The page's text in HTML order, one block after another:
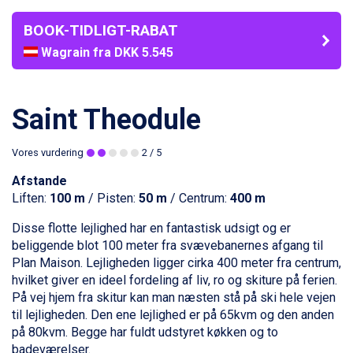
BOOK-TIDLIGT-RABAT
Wagrain fra DKK 5.545
Arabba fra DKK 7.045
Val Thorens fra DKK 5.395
Cervinia fra DKK 5.295
Sölden fra DKK 8.445
Passo Tonale fra DKK 3.795
Bad Hofgastein fra DKK 5.495
Champoluc fra DKK 3.795
Sestriere fra DKK 4.395
Fieberbrunn fra DKK 6.145
Ischgl fra DKK 7.095
St. Anton fra DKK 7.245
Zell am See fra DKK 4.095
Livigno fra DKK 4.145
Canazei fra DKK 4.745
Ponte di Legno fra DKK 4.745
Saint Theodule
Vores vurdering 2 / 5
Afstande
Liften: 100 m / Pisten: 50 m / Centrum: 400 m
Disse flotte lejlighed har en fantastisk udsigt og er
beliggende blot 100 meter fra svævebanernes afgang til
Plan Maison. Lejligheden ligger cirka 400 meter fra centrum,
hvilket giver en ideel fordeling af liv, ro og skiture på ferien.
På vej hjem fra skitur kan man næsten stå på ski hele vejen
til lejligheden. Den ene lejlighed er på 65kvm og den anden
på 80kvm. Begge har fuldt udstyret køkken og to
badeværelser.